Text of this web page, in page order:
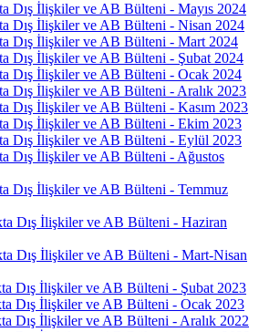
Dış İlişkiler ve AB Bülteni - Mayıs 2024
Dış İlişkiler ve AB Bülteni - Nisan 2024
Dış İlişkiler ve AB Bülteni - Mart 2024
Dış İlişkiler ve AB Bülteni - Şubat 2024
Dış İlişkiler ve AB Bülteni - Ocak 2024
Dış İlişkiler ve AB Bülteni - Aralık 2023
Dış İlişkiler ve AB Bülteni - Kasım 2023
Dış İlişkiler ve AB Bülteni - Ekim 2023
Dış İlişkiler ve AB Bülteni - Eylül 2023
Dış İlişkiler ve AB Bülteni - Ağustos
Dış İlişkiler ve AB Bülteni - Temmuz
Dış İlişkiler ve AB Bülteni - Haziran
Dış İlişkiler ve AB Bülteni - Mart-Nisan
Dış İlişkiler ve AB Bülteni - Şubat 2023
Dış İlişkiler ve AB Bülteni - Ocak 2023
Dış İlişkiler ve AB Bülteni - Aralık 2022